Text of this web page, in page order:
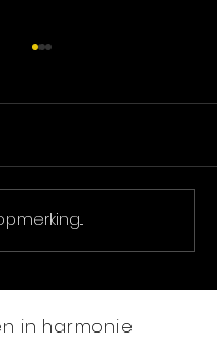
in harmonie